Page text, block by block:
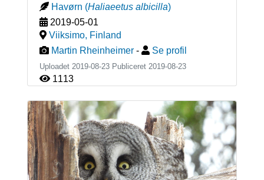
Havørn (Haliaeetus albicilla)
2019-05-01
Viiksimo, Finland
Martin Rheinheimer - Se profil
Uploadet 2019-08-23 Publiceret 2019-08-23
1113